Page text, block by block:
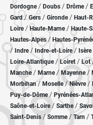
Dordogne/ Doubs / Drôme/
Gard/Gers / Gironde/ Haut-
Loire/Haute-Marne/ Haute-
Hautes-Alpes/ Hautes-
/ Indre/ Indre-et-Loire/ Isère
Loire-Atlantique/ Loiret / Lot
Manche/ Marne/ Mayenne/
Morbihan/ Moselle/ Nièvre /
Puy-de-Dôme/ Pyrénées-
Saône-et-Loire/ Sarthe/
Saint-Denis /Somme/ Tarn /